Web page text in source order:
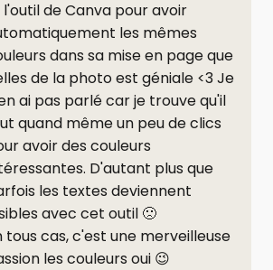
l'outil de Canva pour avoir
les mêmes
dans sa mise en page que
de la photo est géniale <3 Je
ai pas parlé car je trouve qu'il
quand même un peu de clics
avoir des couleurs
D'autant plus que
les textes deviennent
avec cet outil 🙁
tous cas, c'est une merveilleuse
les couleurs oui 😉